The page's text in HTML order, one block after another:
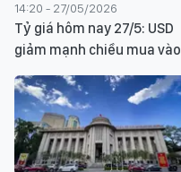
14:20 - 27/05/2026
Tỷ giá hôm nay 27/5: USD
giảm mạnh chiều mua vào